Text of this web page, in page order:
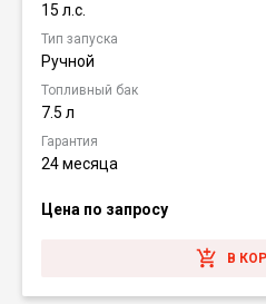
15 л.с.
Тип запуска
Ручной
Топливный бак
7.5 л
Гарантия
24 месяца
Цена по запросу
В